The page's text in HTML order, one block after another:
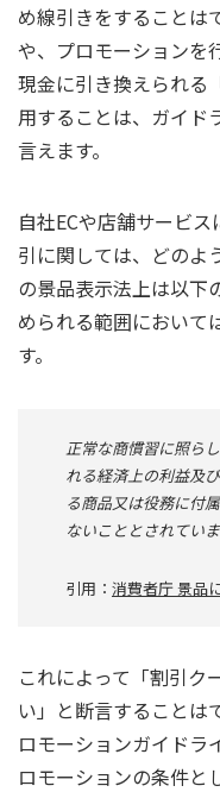
め線引きをすることは
や、プロモーションを
現金に引き換えられる
用することは、ガイド
言えます。
自社ECや店舗サービ
引に関しては、どのよ
の景品表示法上は以下
められる範囲において
す。
正常な商慣習に照ら
れる経済上の利益及
る商品又は役務に付
ないこととされていま
引用： 消費者庁 景品
これによって「割引ク
い」と断言すること
ロモーションガイドラ
ロモーションの条件と